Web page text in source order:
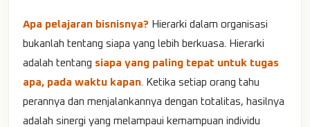
Apa pelajaran bisnisnya? Hierarki dalam organisasi
bukanlah tentang siapa yang lebih berkuasa. Hierarki
adalah tentang siapa yang paling tepat untuk tugas
apa, pada waktu kapan . Ketika setiap orang tahu
perannya dan menjalankannya dengan totalitas, hasilnya
adalah sinergi yang melampaui kemampuan individu